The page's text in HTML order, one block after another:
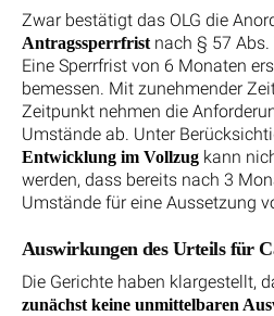
Zwar bestätigt das OLG die
Antragssperrfristnach § 57 Abs.
Eine Sperrfrist von 6 Monaten
bemessen. Mit zunehmender
Zeitpunkt nehmen die
Umstände ab. Unter
Entwicklung im Vollzug kann
werden, dass bereits nach 3
Umstände für eine Aussetzung
Auswirkungen des Urteils für
Die Gerichte haben klargestellt,
zunächst keine unmittelbaren